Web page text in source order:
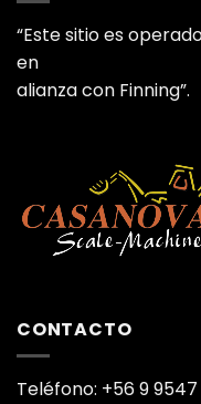
“Este sitio es
en
alianza con Finning”.
CONTACTO
Teléfono: +56 9